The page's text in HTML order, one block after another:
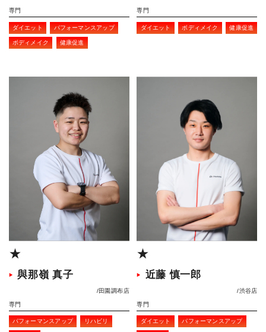
専門
ダイエット パフォーマンスアップ
ボディメイク 健康促進
専門
ダイエット ボディメイク 健康促進
★
與那嶺 真子
田園調布店
専門
パフォーマンスアップ リハビリ
★
近藤 慎一郎
渋谷店
専門
ダイエット パフォーマンスアップ